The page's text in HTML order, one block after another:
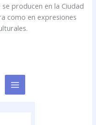
producen en la Ciudad
como en expresiones